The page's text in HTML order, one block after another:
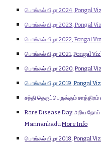
பொங்கல் விழா 2024, Pongal
பொங்கல் விழா 2023, Pongal
பொங்கல் விழா 2022, Pongal
பொங்கல் விழா 2021,Pongal
பொங்கல் விழா 2020,Pongal
பொங்கல் விழா 2019, Pongal
சந்தி தெருப்பெருக்கும்
Rare Disease Day. அரிய நோய்
MannankaduMore Info
பொங்கல் விழா 2018,Pongal